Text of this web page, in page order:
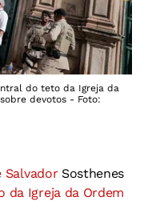
do teto da Igreja da
devotos - Foto:
Salvador Sosthenes
da Igreja da Ordem